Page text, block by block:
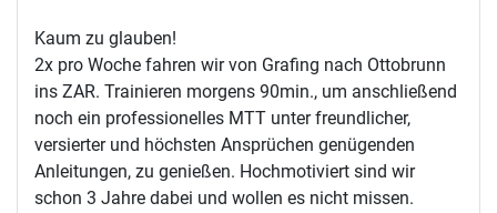
Kaum zu glauben!
2x pro Woche fahren wir von Grafing nach Ottobrunn
ins ZAR. Trainieren morgens 90min., um anschließend
noch ein professionelles MTT unter freundlicher,
versierter und höchsten Ansprüchen genügenden
Anleitungen, zu genießen. Hochmotiviert sind wir
schon 3 Jahre dabei und wollen es nicht missen.